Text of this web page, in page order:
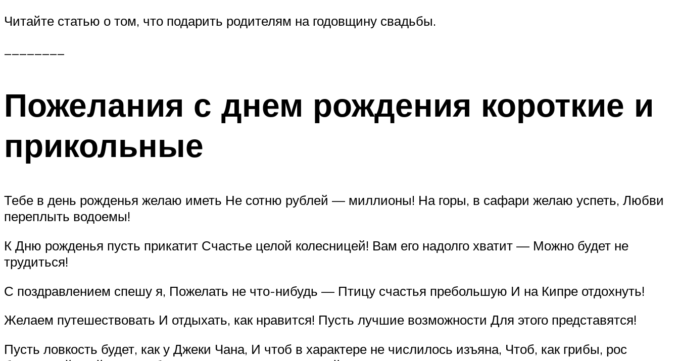
Читайте статью о том, что подарить родителям на годовщину свадьбы.
Пожелания с днем рождения короткие и
прикольные
Тебе в день рожденья желаю иметь Не сотню рублей — миллионы! На горы, в сафари желаю успеть, Любви
переплыть водоемы!
К Дню рожденья пусть прикатит Счастье целой колесницей! Вам его надолго хватит — Можно будет не
трудиться!
С поздравлением спешу я, Пожелать не что-нибудь — Птицу счастья пребольшую И на Кипре отдохнуть!
Желаем путешествовать И отдыхать, как нравится! Пусть лучшие возможности Для этого представятся!
Пусть ловкость будет, как у Джеки Чана, И чтоб в характере не числилось изъяна, Чтоб, как грибы, рос